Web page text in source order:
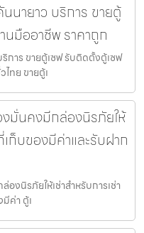
นายาว บริการ ขายตู้
มืออาชีพ ราคาถูก
การ ขายตู้เซฟ รับติดตั้งตู้เซฟ
ทย ขายตู้เ
งมั่นคงมีกล่องนิรภัยให้
เก็บของมีค่าและรับฝาก
งนิรภัยให้เช่าสำหรับการเช่า
ค่า ตู้เ